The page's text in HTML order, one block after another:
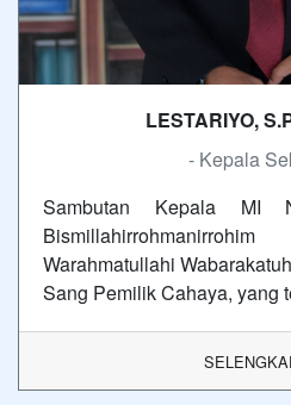
LESTARIYO,
- Kepala
Sambutan Kepala MI
Warahmatullahi
Sang Pemilik Cahaya,